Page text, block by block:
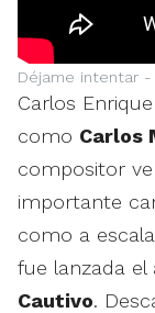
Déjame intentar -
Carlos
como Carlos
compositor
importante
como a
fue lanzada
Cautivo.